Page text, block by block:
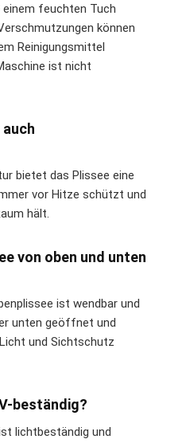
feuchten Tuch
können
Reinigungsmittel
ist nicht
bietet das Plissee eine
vor Hitze schützt und
hält.
von oben und unten
ist wendbar und
unten geöffnet und
und Sichtschutz
beständig?
lichtbeständig und